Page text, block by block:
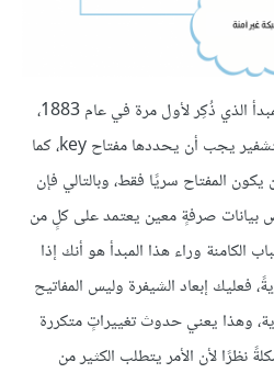
لقد توجّه مصممو التشفير إلى المبدأ الذي ذُكِر لأول مرة في عام 1883،
وهو أن عمليات التشفير وفك التشفير يجب أن يحددها مفتاح key، كما
المفتاح سريًا فقط، وبالتالي فإن
بيانات صرفةٍ معين يعتمد على كلٍ من
الكامنة وراء هذا المبدأ هو أنك إذا
فعليك إبعاد الشيفرة وليس المفاتيح
وهذا يعني حدوث تغييراتٍ متكررة
نظرًا لأن الأمر يتطلب الكثير من